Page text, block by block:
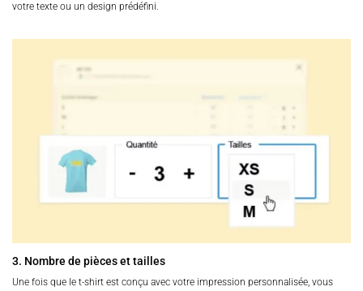
votre texte ou un design prédéfini.
3. Nombre de pièces et tailles
Une fois que le t-shirt est conçu avec votre impression personnalisée, vous